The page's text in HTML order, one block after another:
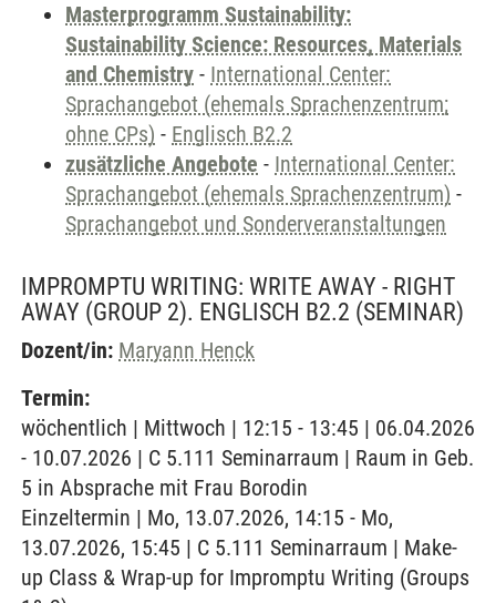
Masterprogramm Sustainability:
Sustainability Science: Resources, Materials
and Chemistry - International Center:
Sprachangebot (ehemals Sprachenzentrum;
ohne CPs) - Englisch B2.2
zusätzliche Angebote - International Center:
Sprachangebot (ehemals Sprachenzentrum) -
Sprachangebot und Sonderveranstaltungen
IMPROMPTU WRITING: WRITE AWAY - RIGHT
AWAY (GROUP 2). ENGLISCH B2.2 (SEMINAR)
Dozent/in: Maryann Henck
Termin:
wöchentlich | Mittwoch | 12:15 - 13:45 | 06.04.2026
- 10.07.2026 | C 5.111 Seminarraum | Raum in Geb.
5 in Absprache mit Frau Borodin
Einzeltermin | Mo, 13.07.2026, 14:15 - Mo,
13.07.2026, 15:45 | C 5.111 Seminarraum | Make-
up Class & Wrap-up for Impromptu Writing (Groups